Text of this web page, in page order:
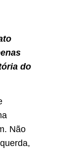
do
Não